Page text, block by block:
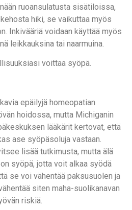
ruoansulatusta sisätiloissa,
hiki, se vaikuttaa myös
Inkivääriä voidaan käyttää myös
leikkauksina tai naarmuina.
voittaa syöpä.
epäilyjä homeopatian
hoidossa, mutta Michiganin
lääkärit kertovat, että
ase syöpäsoluja vastaan.
lisää tutkimusta, mutta älä
syöpä, jotta voit alkaa syödä
se voi vähentää paksusuolen ja
siten maha-suolikanavan
riskiä.